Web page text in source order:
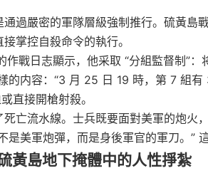
過嚴密的軍隊層級強制推行。硫黃島
掌控自殺命令的執行。
戰日志顯示，他采取 “分組監督制”
的内容：“3 月 25 日 19 時，第 7 組
直接開槍射殺。
亡流水線。士兵既要面對美軍的炮火
是美軍炮彈，而是身後軍官的軍刀。”
黃島地下掩體中的人性掙紮